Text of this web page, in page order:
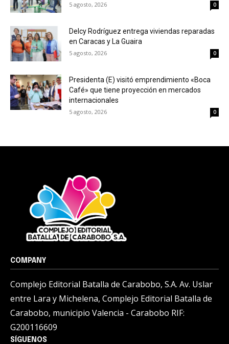
5 agosto, 2026 0
Delcy Rodríguez entrega viviendas reparadas
en Caracas y La Guaira
5 agosto, 2026 0
Presidenta (E) visitó emprendimiento «Boca
Café» que tiene proyección en mercados
internacionales
5 agosto, 2026 0
COMPANY
Complejo Editorial Batalla de Carabobo, S.A. Av. Uslar
entre Lara y Michelena, Complejo Editorial Batalla de
Carabobo, municipio Valencia - Carabobo RIF:
G200116609
SÍGUENOS